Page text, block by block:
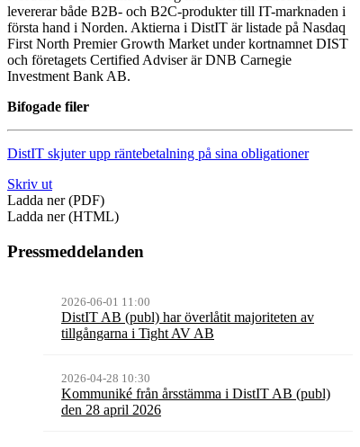
levererar både B2B- och B2C-produkter till IT-marknaden i
första hand i Norden. Aktierna i DistIT är listade på Nasdaq
First North Premier Growth Market under kortnamnet DIST
och företagets Certified Adviser är DNB Carnegie
Investment Bank AB.
Bifogade filer
DistIT skjuter upp räntebetalning på sina obligationer
Skriv ut
Ladda ner (PDF)
Ladda ner (HTML)
Pressmeddelanden
2026-06-01 11:00
DistIT AB (publ) har överlåtit majoriteten av
tillgångarna i Tight AV AB
2026-04-28 10:30
Kommuniké från årsstämma i DistIT AB (publ)
den 28 april 2026